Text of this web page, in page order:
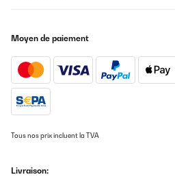
Moyen de paiement
Tous nos prix incluent la TVA
Livraison: